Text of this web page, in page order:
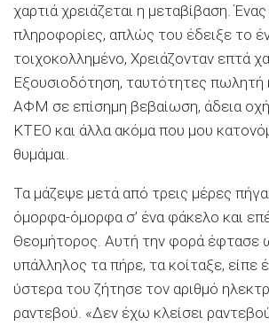
χαρτιά χρειάζεται η μεταβίβαση.
πληροφορίες, απλώς του έδειξε το
τοιχοκολλημένο, Χρειάζονταν επτά
Εξουσιοδότηση, ταυτότητες πωλητή
ΑΦΜ σε επίσημη βεβαίωση, άδεια
ΚΤΕΟ και άλλα ακόμα που μου
θυμάμαι.
Τα μάζεψε μετά από τρεις μέρες
όμορφα-όμορφα σ’ ένα φάκελο και
Θεομήτορος. Αυτή την φορά έφτασε
υπάλληλος τα πήρε, τα κοίταξε, είπε
ύστερα του ζήτησε τον αριθμό
ραντεβού. «Δεν έχω κλείσει